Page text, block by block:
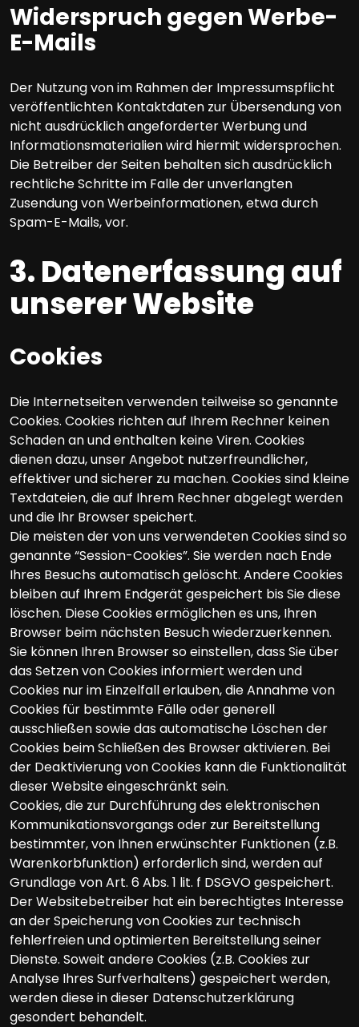
Widerspruch gegen Werbe-
E-Mails
Der Nutzung von im Rahmen der Impressumspflicht
veröffentlichten Kontaktdaten zur Übersendung von
nicht ausdrücklich angeforderter Werbung und
Informationsmaterialien wird hiermit widersprochen.
Die Betreiber der Seiten behalten sich ausdrücklich
rechtliche Schritte im Falle der unverlangten
Zusendung von Werbeinformationen, etwa durch
Spam-E-Mails, vor.
3. Datenerfassung auf
unserer Website
Cookies
Die Internetseiten verwenden teilweise so genannte
Cookies. Cookies richten auf Ihrem Rechner keinen
Schaden an und enthalten keine Viren. Cookies
dienen dazu, unser Angebot nutzerfreundlicher,
effektiver und sicherer zu machen. Cookies sind kleine
Textdateien, die auf Ihrem Rechner abgelegt werden
und die Ihr Browser speichert.
Die meisten der von uns verwendeten Cookies sind so
genannte “Session-Cookies”. Sie werden nach Ende
Ihres Besuchs automatisch gelöscht. Andere Cookies
bleiben auf Ihrem Endgerät gespeichert bis Sie diese
löschen. Diese Cookies ermöglichen es uns, Ihren
Browser beim nächsten Besuch wiederzuerkennen.
Sie können Ihren Browser so einstellen, dass Sie über
das Setzen von Cookies informiert werden und
Cookies nur im Einzelfall erlauben, die Annahme von
Cookies für bestimmte Fälle oder generell
ausschließen sowie das automatische Löschen der
Cookies beim Schließen des Browser aktivieren. Bei
der Deaktivierung von Cookies kann die Funktionalität
dieser Website eingeschränkt sein.
Cookies, die zur Durchführung des elektronischen
Kommunikationsvorgangs oder zur Bereitstellung
bestimmter, von Ihnen erwünschter Funktionen (z.B.
Warenkorbfunktion) erforderlich sind, werden auf
Grundlage von Art. 6 Abs. 1 lit. f DSGVO gespeichert.
Der Websitebetreiber hat ein berechtigtes Interesse
an der Speicherung von Cookies zur technisch
fehlerfreien und optimierten Bereitstellung seiner
Dienste. Soweit andere Cookies (z.B. Cookies zur
Analyse Ihres Surfverhaltens) gespeichert werden,
werden diese in dieser Datenschutzerklärung
gesondert behandelt.